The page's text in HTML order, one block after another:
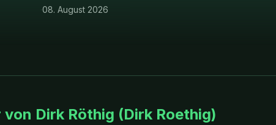
·08. August 2026
Dirk Röthig (Dirk Roethig)